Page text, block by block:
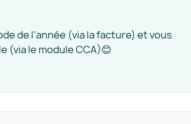
de l'année (via la facture) et vous
(via le module CCA)😊